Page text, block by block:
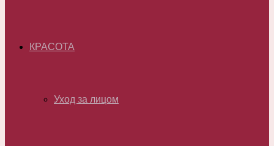
КРАСОТА
Уход за лицом